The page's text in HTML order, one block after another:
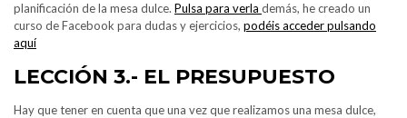
planificación de la mesa dulce. Pulsa para verla demás, he creado un
curso de Facebook para dudas y ejercicios, podéis acceder pulsando
aquí
LECCIÓN 3.- EL PRESUPUESTO
Hay que tener en cuenta que una vez que realizamos una mesa dulce,